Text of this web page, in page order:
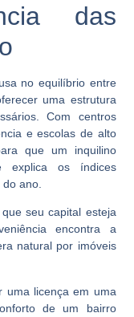
das
no equilíbrio entre
uma estrutura
Com centros
e escolas de alto
que um inquilino
explica os índices
ano.
seu capital esteja
encontra a
natural por imóveis
uma licença em uma
de um bairro